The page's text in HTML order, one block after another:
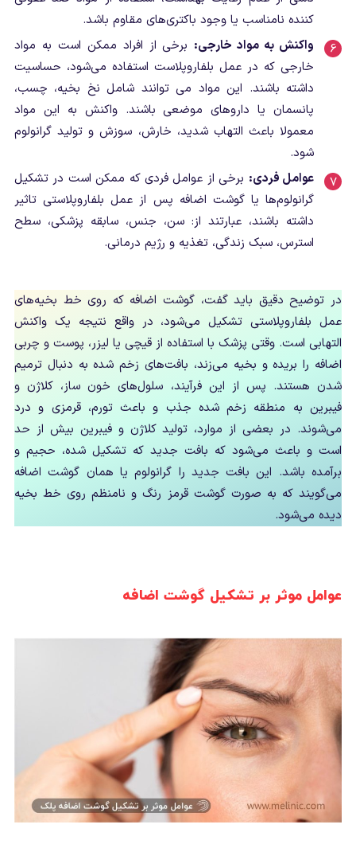
کننده نامناسب یا وجود باکتری‌های مقاوم باشد.
واکنش به مواد خارجی: برخی از افراد ممکن است به مواد
خارجی که در عمل بلفاروپلاست استفاده می‌شود، حساسیت
داشته باشند. این مواد می توانند شامل نخ بخیه، چسب،
پانسمان یا داروهای موضعی باشند. واکنش به این مواد
معمولا باعث التهاب شدید، خارش، سوزش و تولید گرانولوم
شود.
عوامل فردی: برخی از عوامل فردی که ممکن است در تشکیل
گرانولوم‌ها یا گوشت اضافه پس از عمل بلفاروپلاستی تاثیر
داشته باشند، عبارتند از: سن، جنس، سابقه پزشکی، سطح
استرس، سبک زندگی، تغذیه و رژیم درمانی.
در توضیح دقیق باید گفت، گوشت اضافه که روی خط بخیه‌های
عمل بلفاروپلاستی تشکیل می‌شود، در واقع نتیجه یک واکنش
التهابی است. وقتی پزشک با استفاده از قیچی یا لیزر، پوست و چربی
اضافه را بریده و بخیه می‌زند، بافت‌های زخم شده به دنبال ترمیم
شدن هستند. پس از این فرآیند، سلول‌های خون ساز، کلاژن و
فیبرین به منطقه زخم شده جذب و باعث تورم، قرمزی و درد
می‌شوند. در بعضی از موارد، تولید کلاژن و فیبرین بیش از حد
است و باعث می‌شود که بافت جدید که تشکیل شده، حجیم و
برآمده باشد. این بافت جدید را گرانولوم یا همان گوشت اضافه
می‌گویند که به صورت گوشت قرمز رنگ و نامنظم روی خط بخیه
دیده می‌شود.
عوامل موثر بر تشکیل گوشت اضافه